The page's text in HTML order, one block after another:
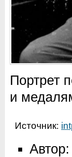
Портрет
и
Источник: